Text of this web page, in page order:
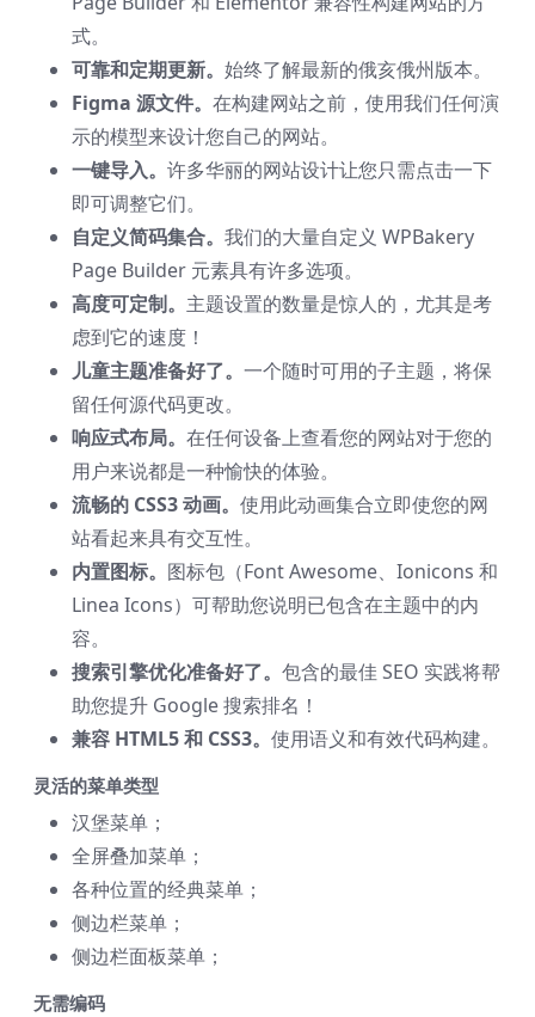
式。
可靠和定期更新。 始终了解最新的俄亥俄州版本。
Figma 源文件。 在构建网站之前，使用我们任何演
示的模型来设计您自己的网站。
一键导入。 许多华丽的网站设计让您只需点击一下
即可调整它们。
自定义简码集合。 我们的大量自定义 WPBakery
Page Builder 元素具有许多选项。
高度可定制。 主题设置的数量是惊人的，尤其是考
虑到它的速度！
儿童主题准备好了。 一个随时可用的子主题，将保
留任何源代码更改。
响应式布局。 在任何设备上查看您的网站对于您的
用户来说都是一种愉快的体验。
流畅的 CSS3 动画。 使用此动画集合立即使您的网
站看起来具有交互性。
内置图标。 图标包（Font Awesome、Ionicons 和
Linea Icons）可帮助您说明已包含在主题中的内
容。
搜索引擎优化准备好了。 包含的最佳 SEO 实践将帮
助您提升 Google 搜索排名！
兼容 HTML5 和 CSS3。 使用语义和有效代码构建。
灵活的菜单类型
汉堡菜单；
全屏叠加菜单；
各种位置的经典菜单；
侧边栏菜单；
侧边栏面板菜单；
无需编码